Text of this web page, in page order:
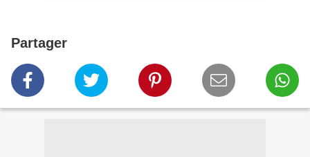
Partager